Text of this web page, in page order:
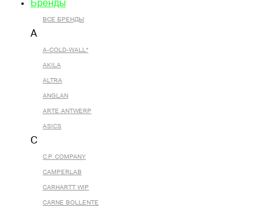
Бренды
ВСЕ БРЕНДЫ
A
A-COLD-WALL*
AKILA
ALTRA
ANGLAN
ARTE ANTWERP
ASICS
C
C.P. COMPANY
CAMPERLAB
CARHARTT WIP
CARNE BOLLENTE